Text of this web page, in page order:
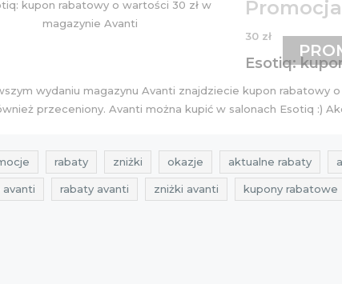
Promocja
30 zł
Esotiq:
wydaniu magazynu Avanti znajdziecie kupon rabatowy
przeceniony. Avanti można kupić w salonach Esotiq :)
rabaty zniżki okazje aktualne rabaty
rabaty avanti zniżki avanti kupony rabatowe